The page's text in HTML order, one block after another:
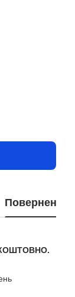
Повернення